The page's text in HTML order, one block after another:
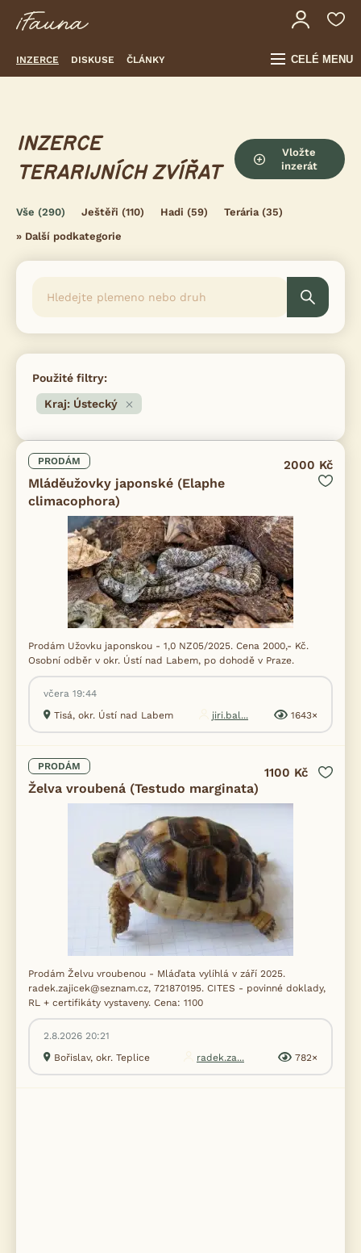
INZERCE DISKUSE ČLÁNKY CELÉ MENU
INZERCE
TERARIJNÍCH ZVÍŘAT
Vložte
inzerát
Vše (290) Ještěři (110) Hadi (59) Terária(35)
» Další podkategorie
Použité filtry:
Kraj: Ústecký
PRODÁM
Mláděužovky japonské (Elaphe
climacophora)
2000 Kč
Prodám Užovku japonskou - 1,0 NZ05/2025. Cena 2000,- Kč.
Osobní odběr v okr. Ústí nad Labem, po dohodě v Praze.
včera 19:44
Tisá, okr. Ústí nad Labem
jiri.bal... 1643×
PRODÁM
Želva vroubená (Testudo marginata)
1100 Kč
Prodám Želvu vroubenou - Mláďata vylíhlá v září 2025.
radek.zajicek@seznam.cz, 721870195. CITES - povinné doklady,
RL + certifikáty vystaveny. Cena: 1100
2.8.2026 20:21
Bořislav, okr. Teplice
radek.za... 782×